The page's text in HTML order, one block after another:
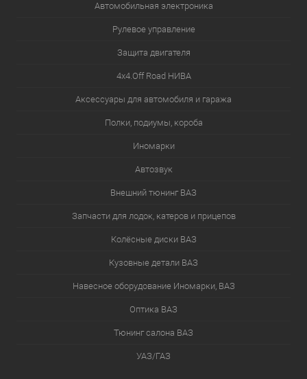
Автомобильная электроника
Рулевое управление
Защита двигателя
4х4.Off Road НИВА
Аксессуары для автомобиля и гаража
Полки, подиумы, короба
Иномарки
Автозвук
Внешний тюнинг ВАЗ
Запчасти для лодок, катеров и прицепов
Колёсные диски ВАЗ
Кузовные детали ВАЗ
Навесное оборудование Иномарки, ВАЗ
Оптика ВАЗ
Тюнинг салона ВАЗ
УАЗ/ГАЗ